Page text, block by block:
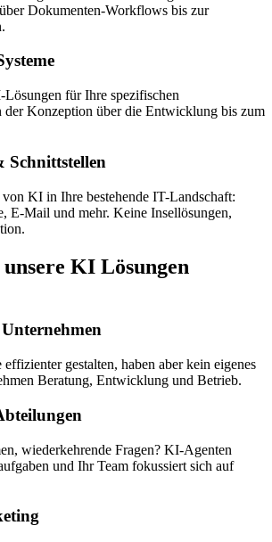
Dokumenten-Workflows bis zur
für Ihre spezifischen
der Konzeption über die Entwicklung bis zum
KI in Ihre bestehende IT-Landschaft:
E-Mail und mehr. Keine Insellösungen,
KI Lösungen
effizienter gestalten, haben aber kein eigenes
Beratung, Entwicklung und Betrieb.
wiederkehrende Fragen? KI-Agenten
und Ihr Team fokussiert sich auf